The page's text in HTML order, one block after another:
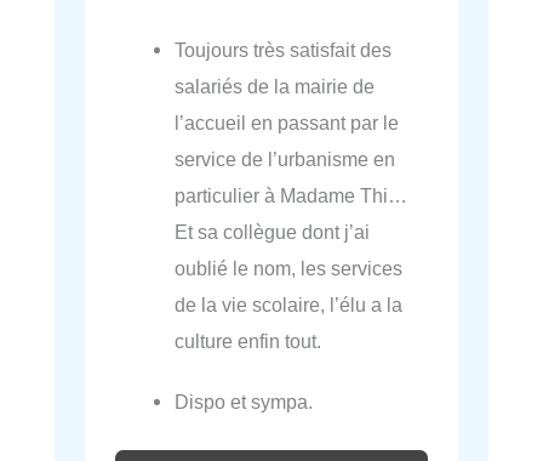
Toujours très satisfait des
salariés de la mairie de
l’accueil en passant par le
service de l’urbanisme en
particulier à Madame Thi…
Et sa collègue dont j’ai
oublié le nom, les services
de la vie scolaire, l’élu a la
culture enfin tout.
Dispo et sympa.